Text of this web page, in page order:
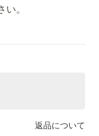
。
返品について